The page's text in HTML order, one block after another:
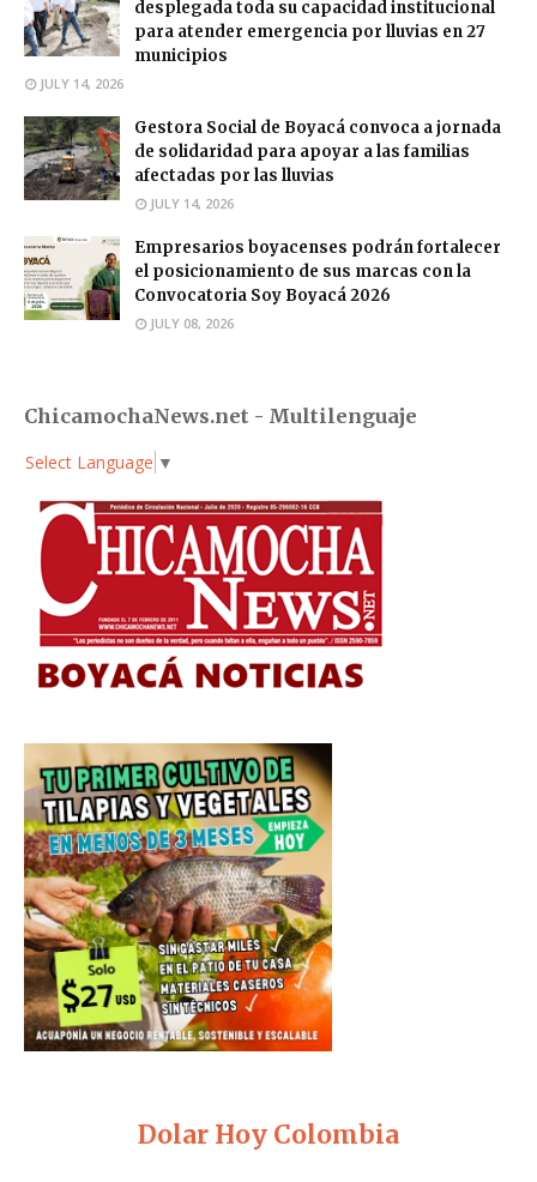
desplegada toda su capacidad institucional
para atender emergencia por lluvias en 27
municipios
JULY 14, 2026
Gestora Social de Boyacá convoca a jornada
de solidaridad para apoyar a las familias
afectadas por las lluvias
JULY 14, 2026
Empresarios boyacenses podrán fortalecer
el posicionamiento de sus marcas con la
Convocatoria Soy Boyacá 2026
JULY 08, 2026
ChicamochaNews.net - Multilenguaje
Select Language ▼
Dolar Hoy Colombia